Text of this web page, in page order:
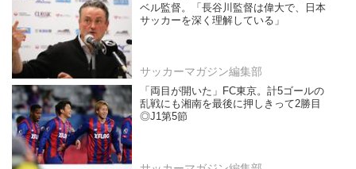
ベル監督。「長谷川監督は偉大で、日本
サッカーを深く理解している」
サッカーマガジン編集部
「両目が開いた」FC東京。計5ゴールの
乱戦にも湘南を最後に押しきって2勝目
◎J1第5節